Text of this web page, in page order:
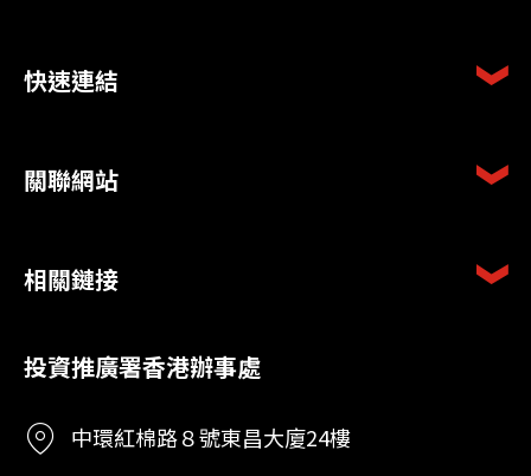
快速連結
關聯網站
相關鏈接
投資推廣署香港辦事處
中環紅棉路８號東昌大廈24樓